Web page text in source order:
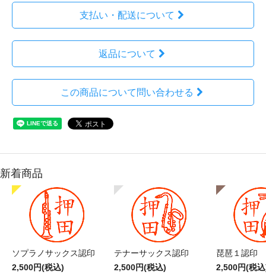
支払い・配送について
返品について
この商品について問い合わせる
新着商品
ソプラノサックス認印
2,500円(税込)
テナーサックス認印
2,500円(税込)
琵琶１認印
2,500円(税